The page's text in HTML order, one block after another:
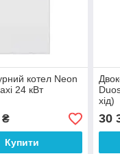
котел Neon
24 кВт
Купити
хід)
30